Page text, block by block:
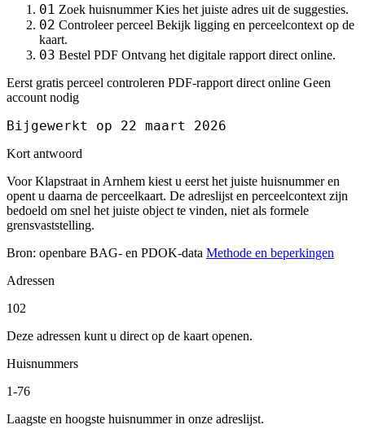
01 Zoek huisnummer Kies het juiste adres uit de suggesties.
02 Controleer perceel Bekijk ligging en perceelcontext op de
kaart.
03 Bestel PDF Ontvang het digitale rapport direct online.
Eerst gratis perceel controleren PDF-rapport direct online Geen
account nodig
Bijgewerkt op 22 maart 2026
Kort antwoord
Voor Klapstraat in Arnhem kiest u eerst het juiste huisnummer en
opent u daarna de perceelkaart. De adreslijst en perceelcontext zijn
bedoeld om snel het juiste object te vinden, niet als formele
grensvaststelling.
Bron: openbare BAG- en PDOK-data Methode en beperkingen
Adressen
102
Deze adressen kunt u direct op de kaart openen.
Huisnummers
1-76
Laagste en hoogste huisnummer in onze adreslijst.